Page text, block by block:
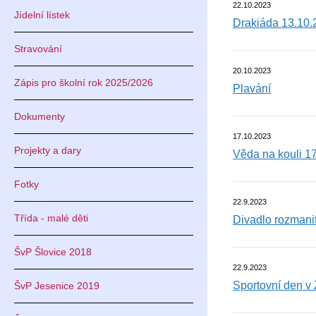
Jídelní lístek
Stravování
Zápis pro školní rok 2025/2026
Dokumenty
Projekty a dary
Fotky
Třída - malé děti
ŠvP Šlovice 2018
ŠvP Jesenice 2019
22.10.2023
Drakiáda
20.10.2023
Plavání
17.10.2023
Věda na kouli
22.9.2023
Divadlo
22.9.2023
Sportovní den v